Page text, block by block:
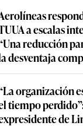
a escalas
reducción
desventaja
organización
tiempo
de